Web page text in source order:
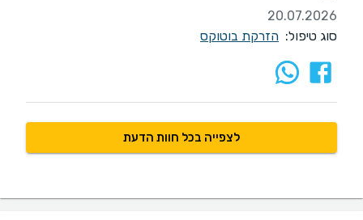
20.07.2026
סוג טיפול: הזרקת בוטוקס
לצפייה בכל חוות הדעת